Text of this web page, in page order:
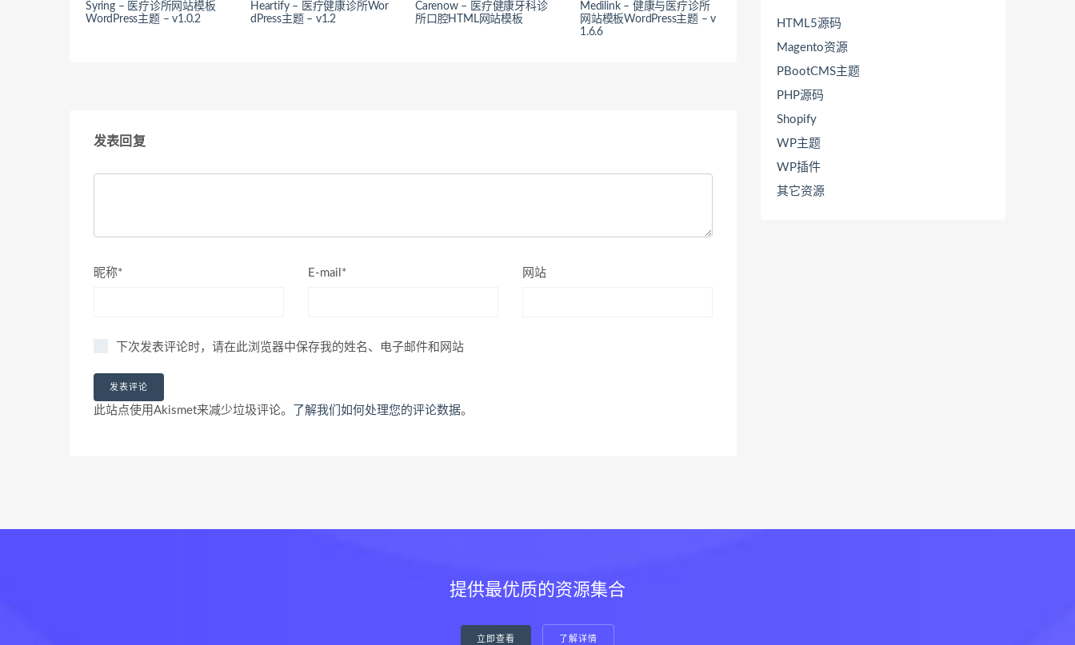
Syring – 医疗诊所网站模板
WordPress主题 – v1.0.2
Heartify – 医疗健康诊所Wor
dPress主题 – v1.2
Carenow – 医疗健康牙科诊
所口腔HTML网站模板
Medilink – 健康与医疗诊所
网站模板WordPress主题 – v
1.6.6
发表回复
昵称* E-mail* 网站
下次发表评论时，请在此浏览器中保存我的姓名、电子邮件和网站
此站点使用Akismet来减少垃圾评论。 了解我们如何处理您的评论数据。
HTML5源码
Magento资源
PBootCMS主题
PHP源码
Shopify
WP主题
WP插件
其它资源
提供最优质的资源集合
立即查看 了解详情